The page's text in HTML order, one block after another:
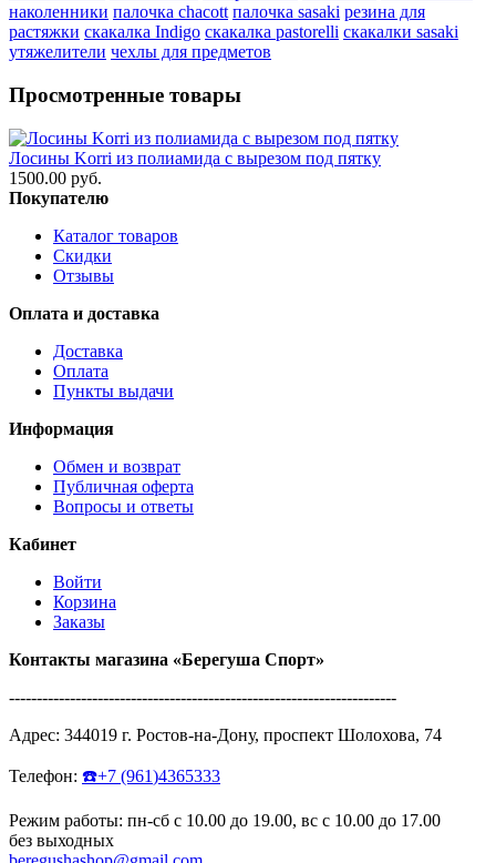
наколенники палочка chacott палочка sasaki резина для
растяжки скакалка Indigo скакалка pastorelli скакалки sasaki
утяжелители чехлы для предметов
Просмотренные товары
Лосины Korri из полиамида с вырезом под пятку
1500.00 руб.
Покупателю
Каталог товаров
Скидки
Отзывы
Оплата и доставка
Доставка
Оплата
Пункты выдачи
Информация
Обмен и возврат
Публичная оферта
Вопросы и ответы
Кабинет
Войти
Корзина
Заказы
Контакты магазина «Берегуша Спорт»
----------------------------------------------------------------------
Адрес: 344019 г. Ростов-на-Дону, проспект Шолохова, 74
Телефон: ☎️+7 (961)4365333
Режим работы: пн-сб с 10.00 до 19.00, вс с 10.00 до 17.00
без выходных